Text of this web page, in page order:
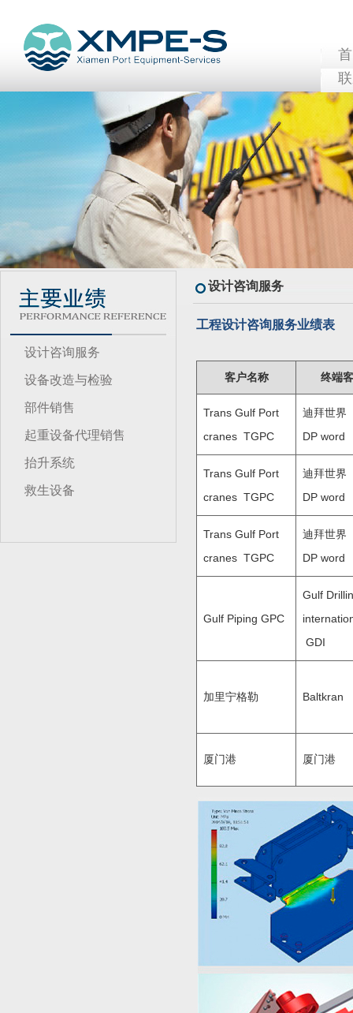
设计咨询服务
设备改造与检验
部件销售
起重设备代理销售
抬升系统
救生设备
设计咨询服务
工程设计咨询服务业绩表
客户名称 终端
Trans Gulf Port
cranes TGPC
迪拜世界
DP word
Trans Gulf Port
cranes TGPC
迪拜世界
DP word
Trans Gulf Port
cranes TGPC
迪拜世界
DP word
Gulf Piping GPC
Gulf
GDI
加里宁格勒 Baltkran
厦门港 厦门港